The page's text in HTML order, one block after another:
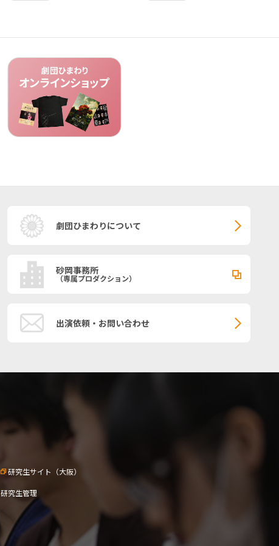
劇団ひまわりについて
砂岡事務所
（専属プロダクション）
出演依頼・お問い合わせ
研究生サイト（大阪）
研究生管理